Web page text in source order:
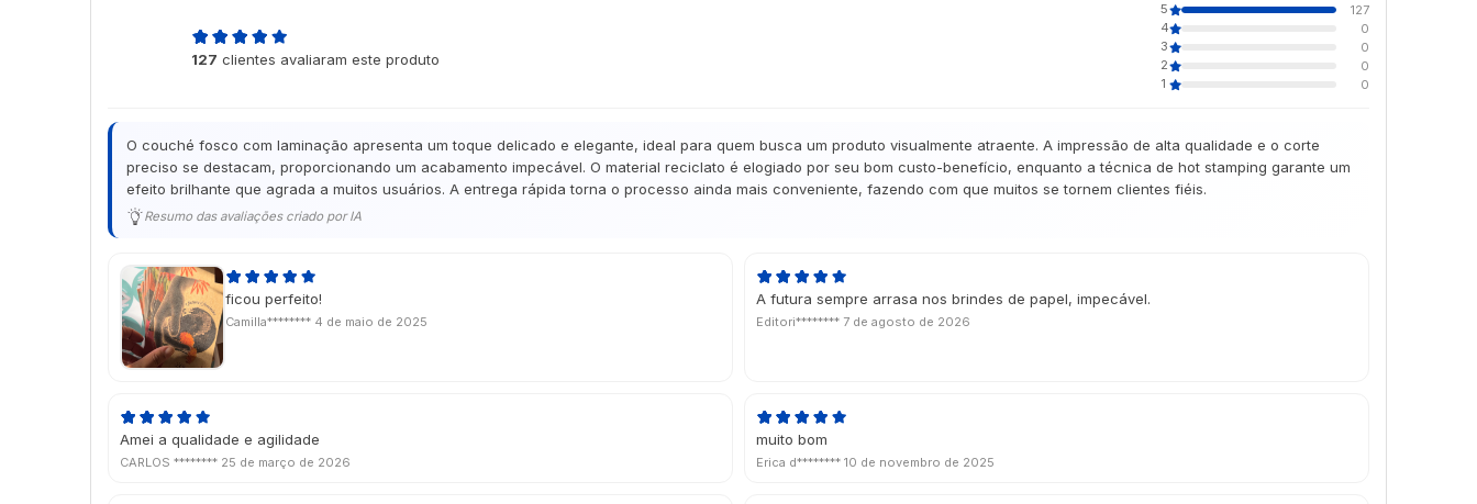
127 clientes avaliaram este produto
5
127
4
0
3
0
2
0
1
0
O couché fosco com laminação apresenta um toque delicado e elegante, ideal para quem busca um produto visualmente atraente. A impressão de alta qualidade e o corte
preciso se destacam, proporcionando um acabamento impecável. O material reciclato é elogiado por seu bom custo-benefício, enquanto a técnica de hot stamping garante um
efeito brilhante que agrada a muitos usuários. A entrega rápida torna o processo ainda mais conveniente, fazendo com que muitos se tornem clientes fiéis.
Resumo das avaliações criado por IA
ficou perfeito!
Camilla******** 4 de maio de 2025
A futura sempre arrasa nos brindes de papel, impecável.
Editori******** 7 de agosto de 2026
Amei a qualidade e agilidade
CARLOS ******** 25 de março de 2026
muito bom
Erica d******** 10 de novembro de 2025